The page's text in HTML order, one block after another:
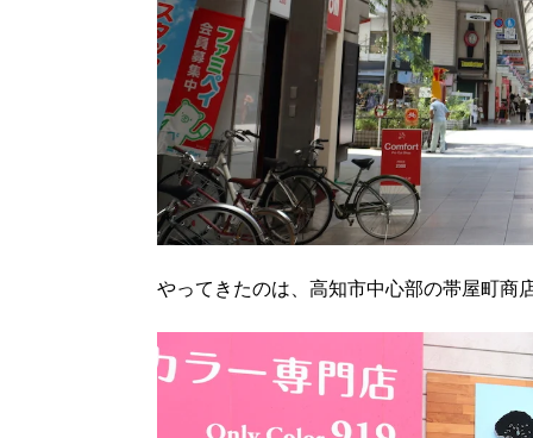
やってきたのは、高知市中心部の帯屋町商